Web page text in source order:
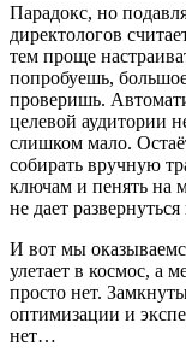
Парадокс, но
директологов
тем проще
попробуешь,
проверишь.
целевой аудитории
слишком мало.
собирать вручную
ключам и пенять на
не дает
И вот мы
улетает в космос, а
просто нет.
оптимизации и
нет…